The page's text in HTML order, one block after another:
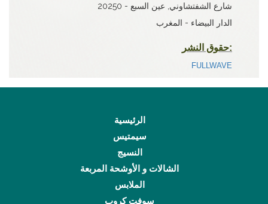
شارع الشفتشاوني, عين السبع - 20250
الدار البيضاء - المغرب
حقوق النشر:
FULLWAVE
الرئيسية
سيمتيس
النسيج
الشالات و الأوشحة المربعة
الملابس
سوفت كروب